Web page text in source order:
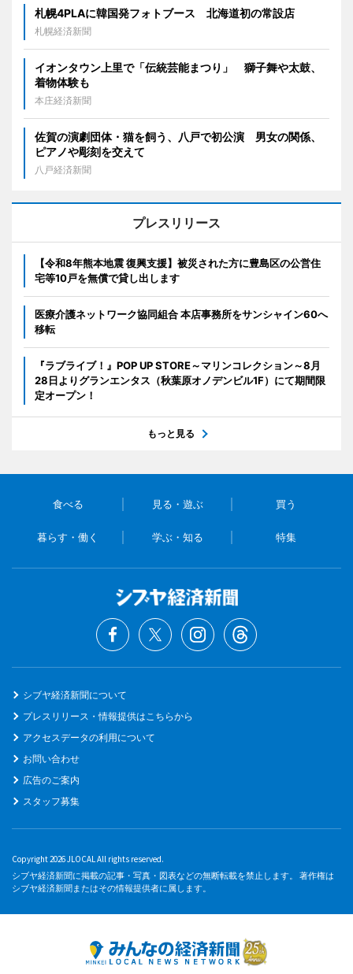
札幌4PLAに韓国発フォトブース 北海道初の常設店
札幌経済新聞
イオンタウン上里で「伝統芸能まつり」 獅子舞や太鼓、
着物体験も
本庄経済新聞
佐賀の演劇団体・猫を飼う、八戸で初公演 男女の関係、
ピアノや彫刻を交えて
八戸経済新聞
プレスリリース
【令和8年熊本地震 復興支援】被災された方に豊島区の公営住
宅等10戸を無償で貸し出します
医療介護ネットワーク協同組合 本店事務所をサンシャイン60へ
移転
『ラブライブ！』POP UP STORE～マリンコレクション～8月
28日よりグランエンタス（秋葉原オノデンビル1F）にて期間限
定オープン！
もっと見る
食べる 見る・遊ぶ 買う
暮らす・働く 学ぶ・知る 特集
シブヤ経済新聞について
プレスリリース・情報提供はこちらから
アクセスデータの利用について
お問い合わせ
広告のご案内
スタッフ募集
Copyright 2026 JLOCAL All rights reserved.
シブヤ経済新聞に掲載の記事・写真・図表などの無断転載を禁止します。 著作権は
シブヤ経済新聞またはその情報提供者に属します。